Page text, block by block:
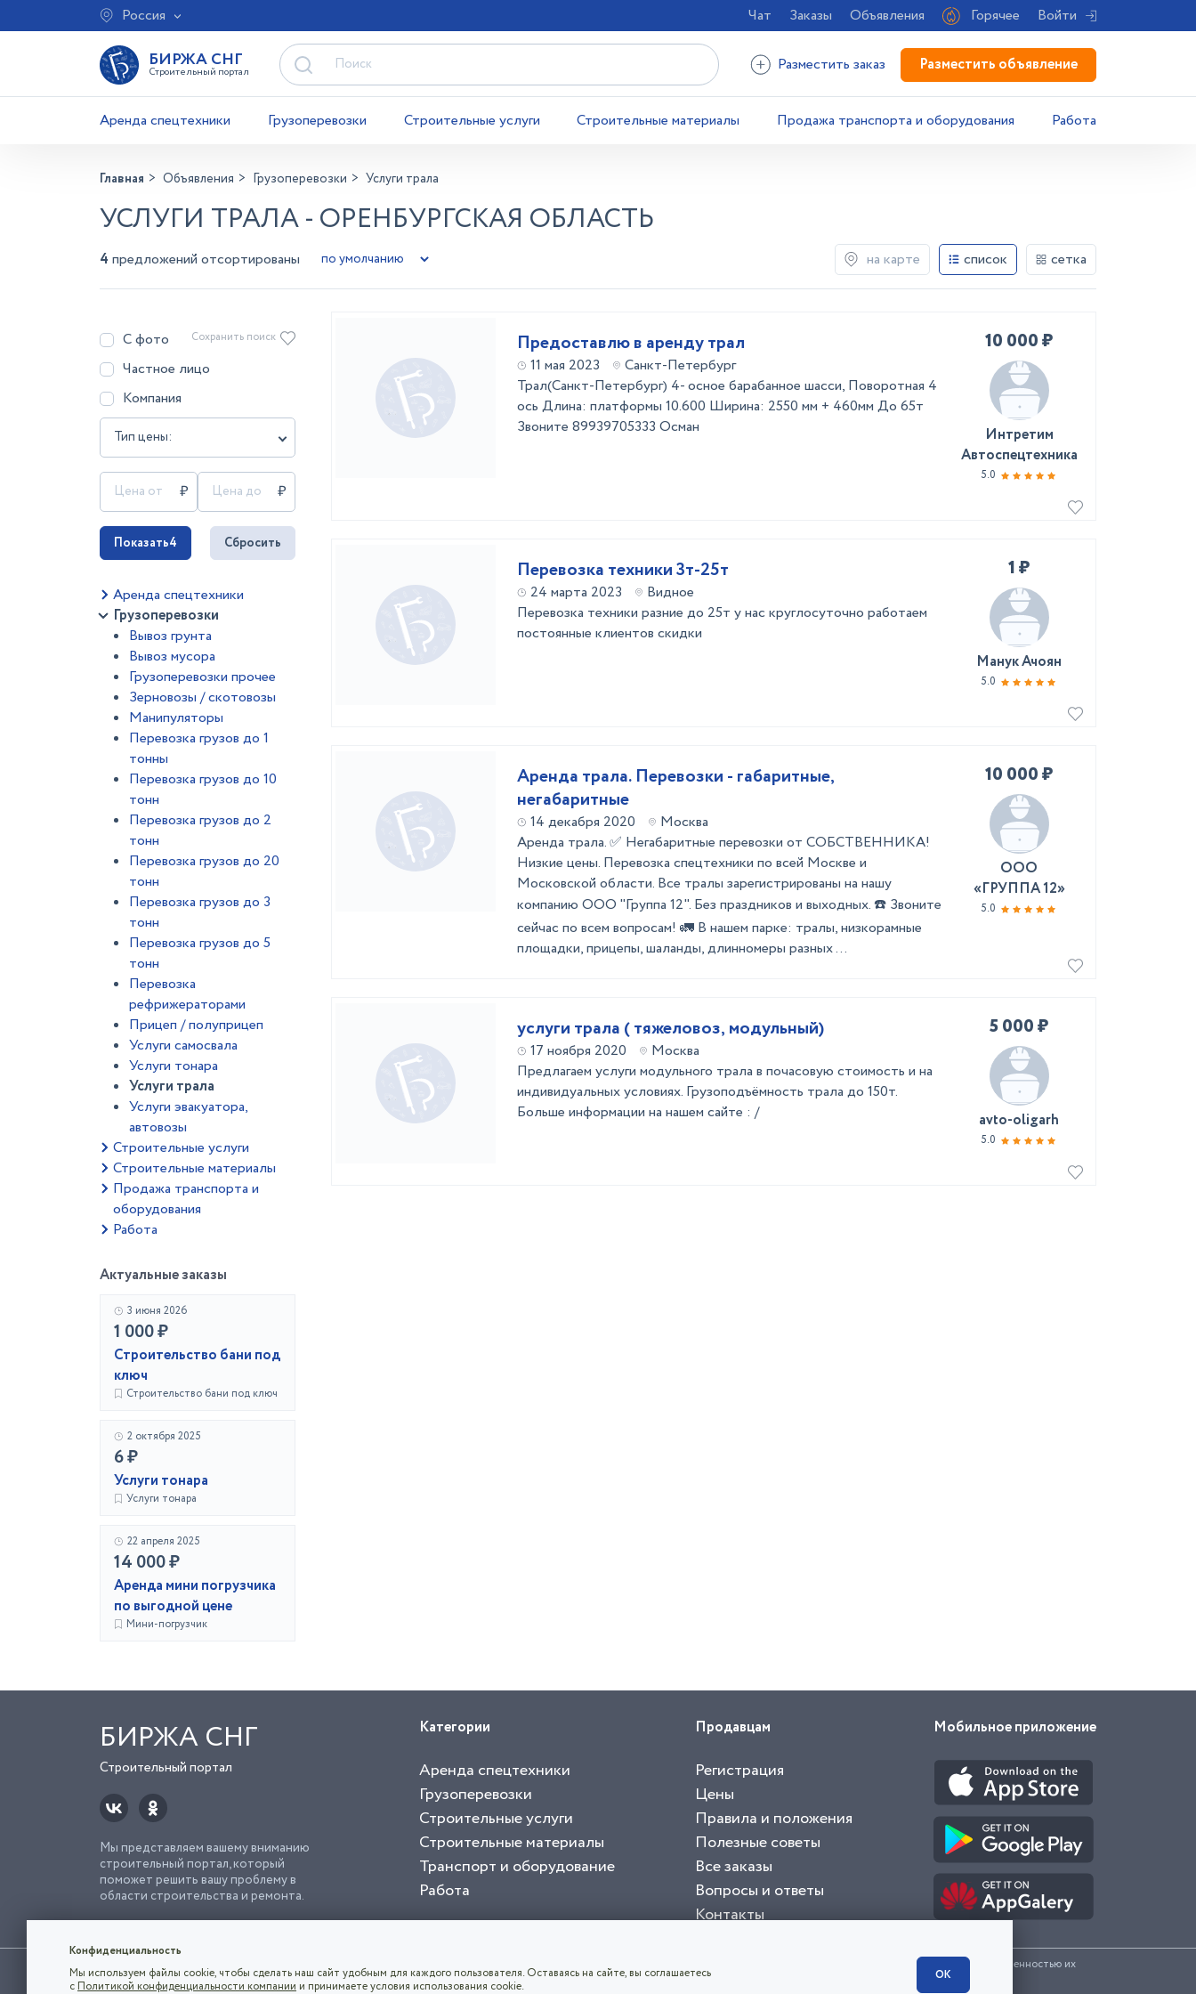
Россия Чат Заказы Объявления Горячее Войти
БИРЖА СНГ
Строительный портал Разместить заказ Разместить объявление
Аренда спецтехники Грузоперевозки Строительные услуги Строительные материалы Продажа транспорта и оборудования Работа
Главная Объявления Грузоперевозки Услуги трала
УСЛУГИ ТРАЛА - ОРЕНБУРГСКАЯ ОБЛАСТЬ
4 предложений отсортированы на карте список сетка
С фото
Частное лицо
Компания
Тип цены:
Сохранить поиск
Показать4 Сбросить
Аренда спецтехники
Грузоперевозки
Вывоз грунта
Вывоз мусора
Грузоперевозки прочее
Зерновозы / скотовозы
Манипуляторы
Перевозка грузов до 1
тонны
Перевозка грузов до 10
тонн
Перевозка грузов до 2
тонн
Перевозка грузов до 20
тонн
Перевозка грузов до 3
тонн
Перевозка грузов до 5
тонн
Перевозка
рефрижераторами
Прицеп / полуприцеп
Услуги самосвала
Услуги тонара
Услуги трала
Услуги эвакуатора,
автовозы
Строительные услуги
Строительные материалы
Продажа транспорта и
оборудования
Работа
Актуальные заказы
3 июня 2026
1 000 ₽
Строительство бани под
ключ
Строительство бани под ключ
2 октября 2025
6 ₽
Услуги тонара
Услуги тонара
22 апреля 2025
14 000 ₽
Аренда мини погрузчика
по выгодной цене
Мини-погрузчик
Предоставлю в аренду трал
11 мая 2023
Санкт-Петербург
Трал(Санкт-Петербург) 4- осное барабанное шасси, Поворотная 4
ось Длина: платформы 10.600 Ширина: 2550 мм + 460мм До 65т
Звоните 89939705333 Осман
10 000 ₽
Интретим
Автоспецтехника
5.0
Перевозка техники 3т-25т
24 марта 2023
Видное
Перевозка техники разние до 25т у нас круглосуточно работаем
постоянные клиентов скидки
1 ₽
Манук Ачоян
5.0
Аренда трала. Перевозки - габаритные,
негабаритные
14 декабря 2020
Москва
Аренда трала. ✅ Негабаритные перевозки от СОБСТВЕННИКА!
Низкие цены. Перевозка спецтехники по всей Москве и
Московской области. Все тралы зарегистрированы на нашу
компанию ООО "Группа 12". Без праздников и выходных. ☎️ Звоните
сейчас по всем вопросам! 🚛 В нашем парке: тралы, низкорамные
площадки, прицепы, шаланды, длинномеры разных ...
10 000 ₽
ООО
«ГРУППА 12»
5.0
услуги трала ( тяжеловоз, модульный)
17 ноября 2020
Москва
Предлагаем услуги модульного трала в почасовую стоимость и на
индивидуальных условиях. Грузоподъёмность трала до 150т.
Больше информации на нашем сайте : /
5 000 ₽
avto-oligarh
5.0
БИРЖА СНГ
Строительный портал
Мы представляем вашему вниманию
строительный портал, который
поможет решить вашу проблему в
области строительства и ремонта.
Категории
Аренда спецтехники
Грузоперевозки
Строительные услуги
Строительные материалы
Транспорт и оборудование
Работа
Продавцам
Регистрация
Цены
Правила и положения
Полезные советы
Все заказы
Вопросы и ответы
Контакты
Мобильное приложение
Использование сайта, в том числе подача объявлений, означает согласие с
. Все логотипы и торговые марки представленные на сайте являются собственностью их
владельца.
Конфиденциальность
Мы используем файлы cookie, чтобы сделать наш сайт удобным для каждого пользователя. Оставаясь на сайте, вы соглашаетесь
с Политикой конфиденциальности компании и принимаете условия использования cookie.
ОК